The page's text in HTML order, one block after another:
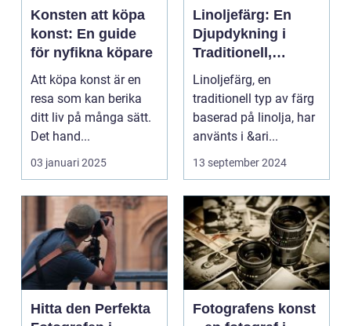
Konsten att köpa
konst: En guide
för nyfikna köpare
Att köpa konst är en
resa som kan berika
ditt liv på många sätt.
Det hand...
03 januari 2025
Linoljefärg: En
Djupdykning i
Traditionell,
Naturlig och
Hållbar Målarfärg
Linoljefärg, en
traditionell typ av färg
baserad på linolja, har
använts i &ari...
13 september 2024
Hitta den Perfekta
Fotografens konst